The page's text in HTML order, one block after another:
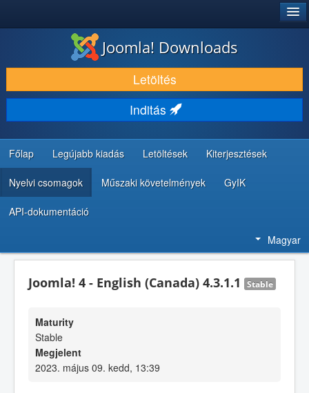
LETÖLTÉS ÉS KITERJESZTÉS
FEDEZZE FEL ÉS TANULJA MEG
KÖZÖSSÉG ÉS TÁMOGATÁS
FEJLESZTŐI ERŐFORRÁSOK
Joomla! Downloads
Letöltés
Inditás
Főlap Legújabb kiadás Letöltések Kiterjesztések
Nyelvi csomagok Műszaki követelmények GyIK
API-dokumentáció
Magyar
Joomla! 4 - English (Canada) 4.3.1.1 Stable
Maturity
Stable
Megjelent
2023. május 09. kedd, 13:39